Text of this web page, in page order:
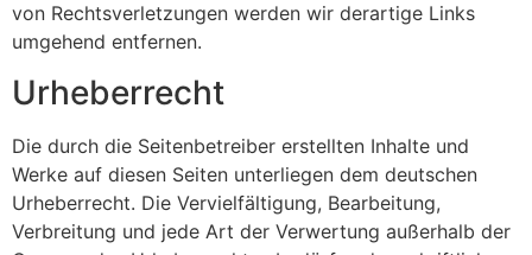
von Rechtsverletzungen werden wir derartige Links
umgehend entfernen.
Urheberrecht
Die durch die Seitenbetreiber erstellten Inhalte und
Werke auf diesen Seiten unterliegen dem deutschen
Urheberrecht. Die Vervielfältigung, Bearbeitung,
Verbreitung und jede Art der Verwertung außerhalb der